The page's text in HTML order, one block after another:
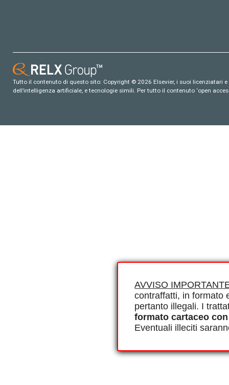
AVVISO
contraffatti, in formato
pertanto illegali. I
formato cartaceo
Eventuali illeciti
Tutto il contenuto di questo sito: Copyright © 2026 Elsevier, i suoi
dell’intelligenza artificiale, e tecnologie simili. Per tutto il contenuto ‘open